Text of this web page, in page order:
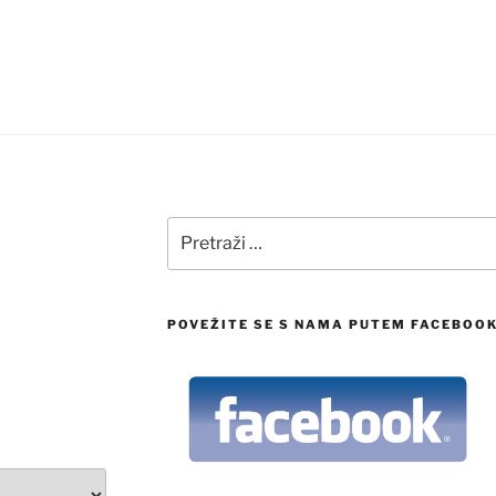
Pretraži:
POVEŽITE SE S NAMA PUTEM